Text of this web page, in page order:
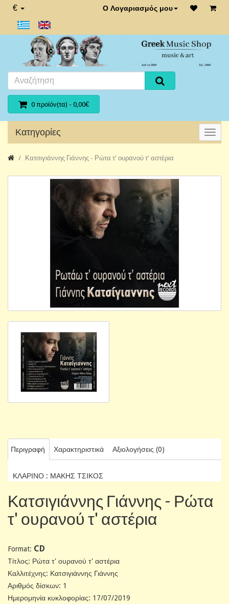
€ Ο Λογαριασμός μου
0 προϊόν(τα) - 0,00€
Κατηγορίες
Κατσιγιάννης Γιάννης - Ρώτα τ' ουρανού τ' αστέρια
Περιγραφή Χαρακτηριστικά Αξιολογήσεις (0)
ΚΛΑΡΙΝΟ : ΜΑΚΗΣ ΤΣΙΚΟΣ
Κατσιγιάννης Γιάννης - Ρώτα
τ' ουρανού τ' αστέρια
Format: CD
Tίτλος: Ρώτα τ' ουρανού τ' αστέρια
Καλλιτέχνης: Κατσιγιάννης Γιάννης
Αριθμός δίσκων: 1
Ημερομηνία κυκλοφορίας: 17/07/2019